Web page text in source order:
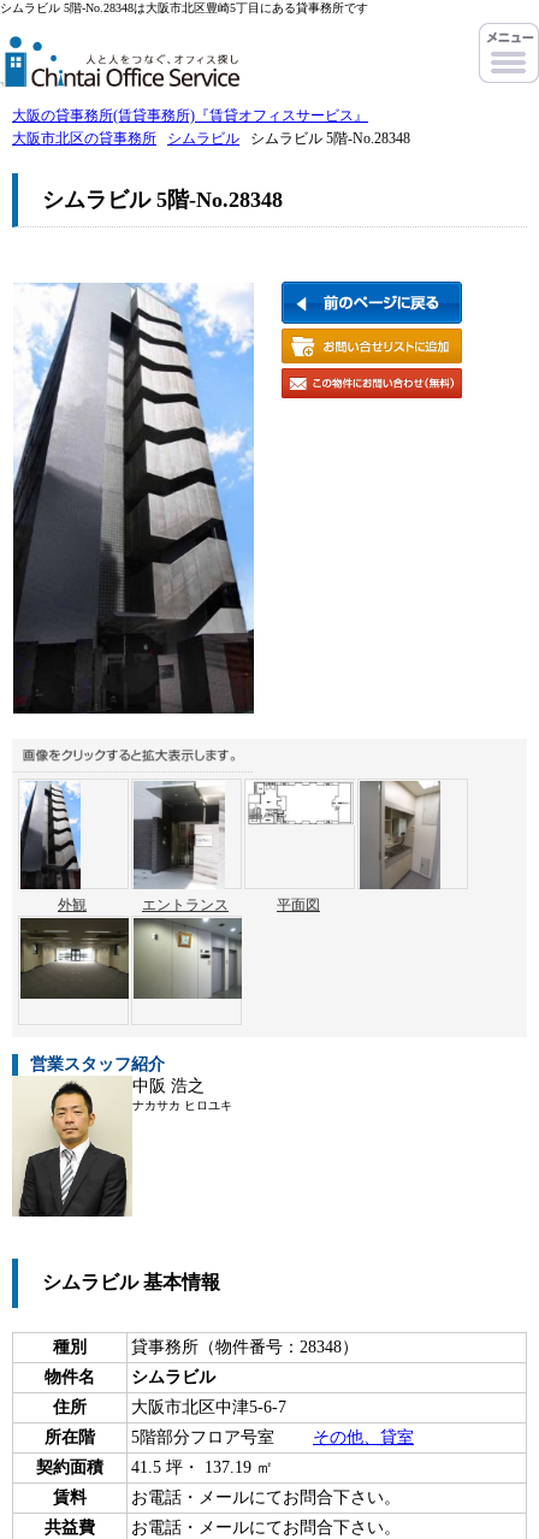
シムラビル 5階-No.28348は大阪市北区豊崎5丁目にある貸事務所です
大阪の貸事務所(賃貸事務所)『賃貸オフィスサービス』
大阪市北区の貸事務所
シムラビル シムラビル 5階-No.28348
シムラビル 5階-No.28348
外観 エントランス 平面図
営業スタッフ紹介
中阪 浩之
ナカサカ ヒロユキ
シムラビル 基本情報
種別
貸事務所（物件番号：28348）
物件名
シムラビル
住所
大阪市北区中津5-6-7
所在階
5階部分フロア号室 その他、貸室
契約面積
41.5 坪・ 137.19 ㎡
賃料
お電話・メールにてお問合下さい。
共益費
お電話・メールにてお問合下さい。